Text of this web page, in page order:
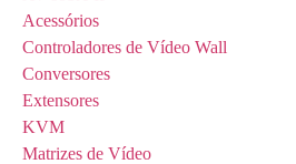
Acessórios
Controladores de Vídeo Wall
Conversores
Extensores
KVM
Matrizes de Vídeo